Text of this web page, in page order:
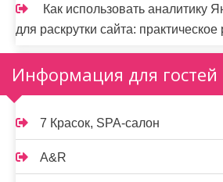
Как использовать аналитику
для раскрутки сайта: практическое
Информация для гостей
7 Красок, SPA-салон
A&R